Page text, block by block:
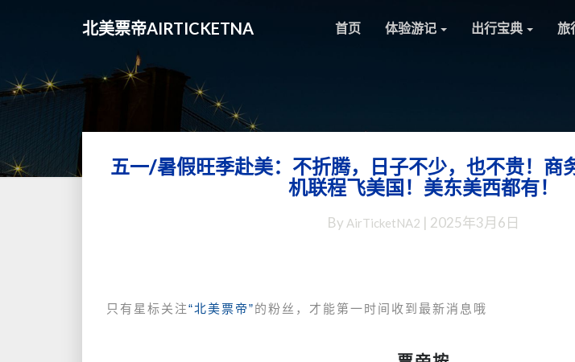
北美票帝AIRTICKETNA 首页 体验游记 出行宝典 旅
五
一/
假
美：
五一/暑假旺季赴美：不折腾，日子不少，也不贵！商
机联程飞美国！美东美西都有！
By AirTicketNA2 2025年3月6日
只有星标关注“北美票帝”的粉丝，才能第一时间收到最新消息哦